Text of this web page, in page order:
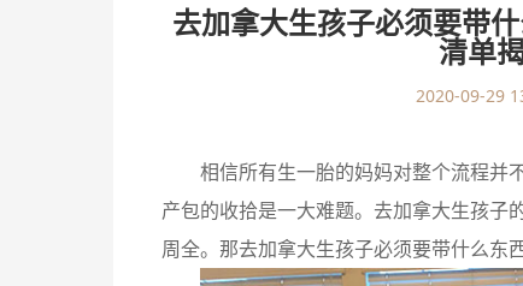
去加拿大生孩子必须要带
清单
2020-09-29
相信所有生一胎的妈妈对整个流程并
产包的收拾是一大难题。去加拿大生孩子
周全。那去加拿大生孩子必须要带什么东